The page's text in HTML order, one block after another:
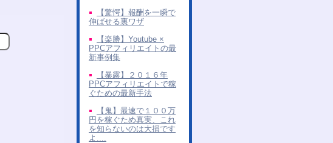
【驚愕】報酬を一瞬で
伸ばせる裏ワザ
【楽勝】Youtube ×
PPCアフィリエイトの最
新事例集
【暴露】２０１６年
PPCアフィリエイトで稼
ぐための最新手法
【鬼】最速で１００万
円を稼ぐため真実、これ
を知らないのは大損です
よ....